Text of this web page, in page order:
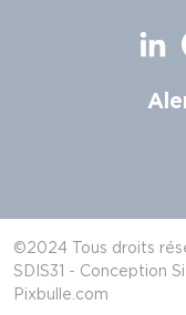
©2024 Tous droits
SDIS31 - Conception
Pixbulle.com